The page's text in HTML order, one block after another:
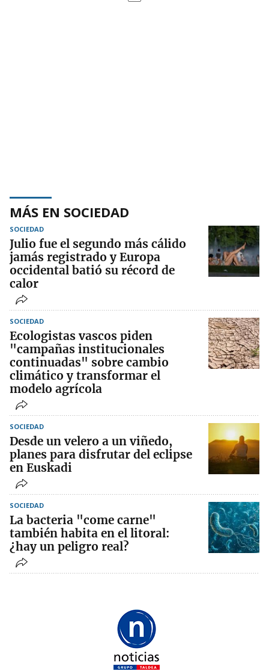
MÁS EN SOCIEDAD
SOCIEDAD
Julio fue el segundo más cálido
jamás registrado y Europa
occidental batió su récord de
calor
SOCIEDAD
Ecologistas vascos piden
"campañas institucionales
continuadas" sobre cambio
climático y transformar el
modelo agrícola
SOCIEDAD
Desde un velero a un viñedo,
planes para disfrutar del eclipse
en Euskadi
SOCIEDAD
La bacteria "come carne"
también habita en el litoral:
¿hay un peligro real?